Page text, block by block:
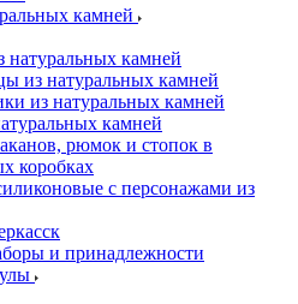
камней
натуральных камней
из натуральных камней
из натуральных камней
камней
рюмок и стопок в
коробках
с персонажами из
и принадлежности